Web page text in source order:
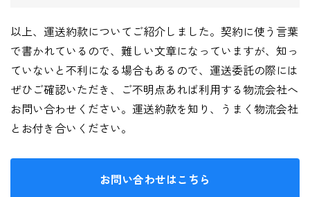
以上、運送約款についてご紹介しました。契約に使う言葉
で書かれているので、難しい文章になっていますが、知っ
ていないと不利になる場合もあるので、運送委託の際には
ぜひご確認いただき、ご不明点あれば利用する物流会社へ
お問い合わせください。運送約款を知り、うまく物流会社
とお付き合いください。
お問い合わせはこちら